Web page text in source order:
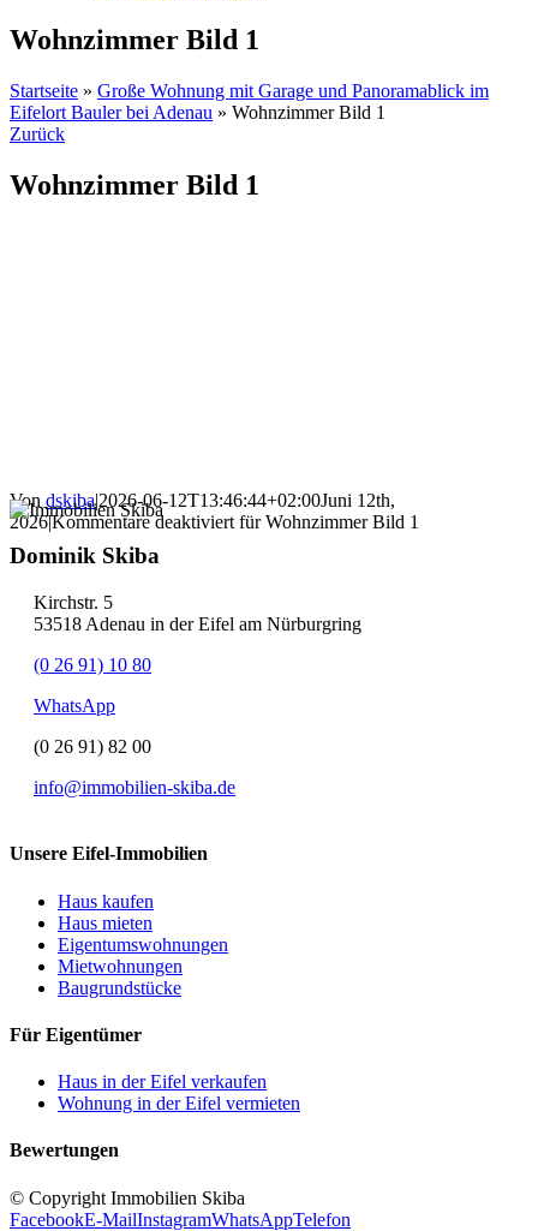
Wohnzimmer Bild 1
Startseite » Große Wohnung mit Garage und Panoramablick im
Eifelort Bauler bei Adenau » Wohnzimmer Bild 1
Zurück
Wohnzimmer Bild 1
Von dskiba|2026-06-12T13:46:44+02:00Juni 12th,
2026|Kommentare deaktiviert für Wohnzimmer Bild 1
Dominik Skiba
Kirchstr. 5
53518 Adenau in der Eifel am Nürburgring
(0 26 91) 10 80
WhatsApp
(0 26 91) 82 00
info@immobilien-skiba.de
Unsere Eifel-Immobilien
Haus kaufen
Haus mieten
Eigentumswohnungen
Mietwohnungen
Baugrundstücke
Für Eigentümer
Haus in der Eifel verkaufen
Wohnung in der Eifel vermieten
Bewertungen
© Copyright Immobilien Skiba
FacebookE-MailInstagramWhatsAppTelefon